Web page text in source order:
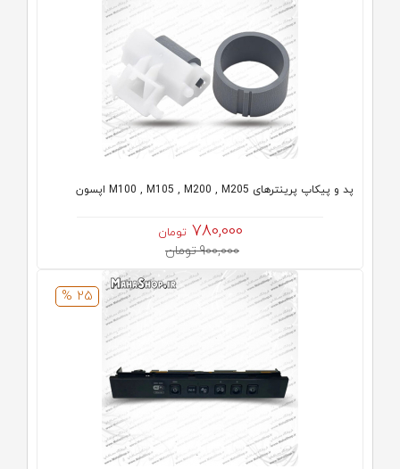
پد و پیکاپ پرینترهای M100 , M105 , M200 , M205 اپسون
780,000 تومان
900,000 تومان
25 %